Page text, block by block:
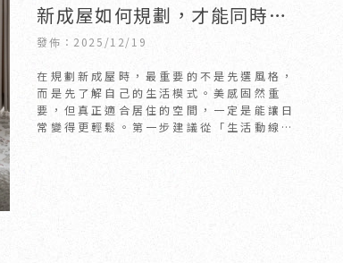
新成屋如何規劃，才能同時兼
顧美感與日常需求？｜新竹新
成屋裝修｜竹北新成屋裝修
發佈：2025/12/19
在規劃新成屋時，最重要的不是先選風格，
而是先了解自己的生活模式。美感固然重
要，但真正適合居住的空間，一定是能讓日
常變得更輕鬆。第一步建議從「生活動線」